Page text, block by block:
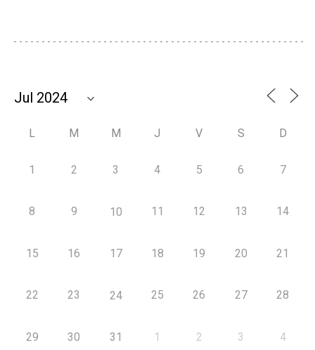
L M M J V S D
1 2 3 4 5 6 7
8 9 10 11 12 13 14
15 16 17 18 19 20 21
22 23 24 25 26 27 28
29 30 31 1 2 3 4